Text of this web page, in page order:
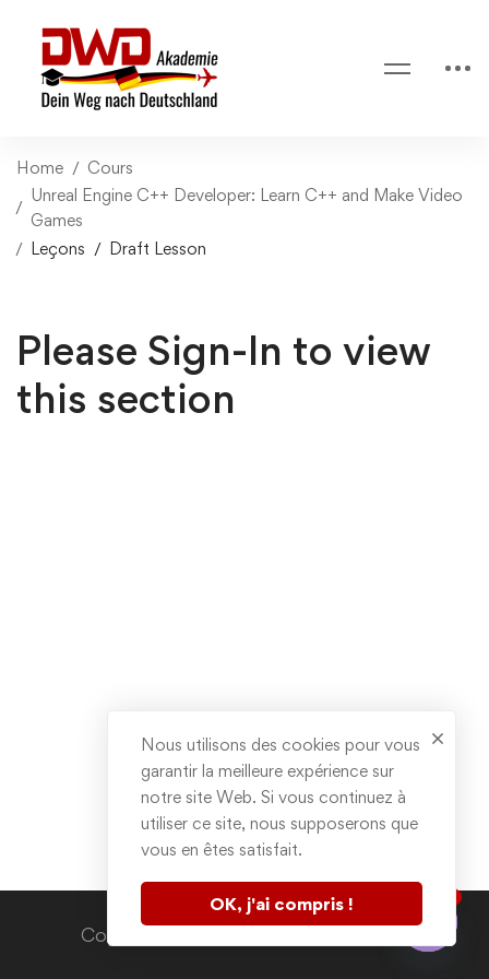
Home
Cours
Unreal Engine C++ Developer: Learn C++ and Make Video
Games
Leçons
Draft Lesson
Please Sign-In to view
this section
Copyright © 2020. All rights reserved.
Nous utilisons des cookies pour vous
garantir la meilleure expérience sur
notre site Web. Si vous continuez à
utiliser ce site, nous supposerons que
vous en êtes satisfait.
OK, j'ai compris !
Contactez nous